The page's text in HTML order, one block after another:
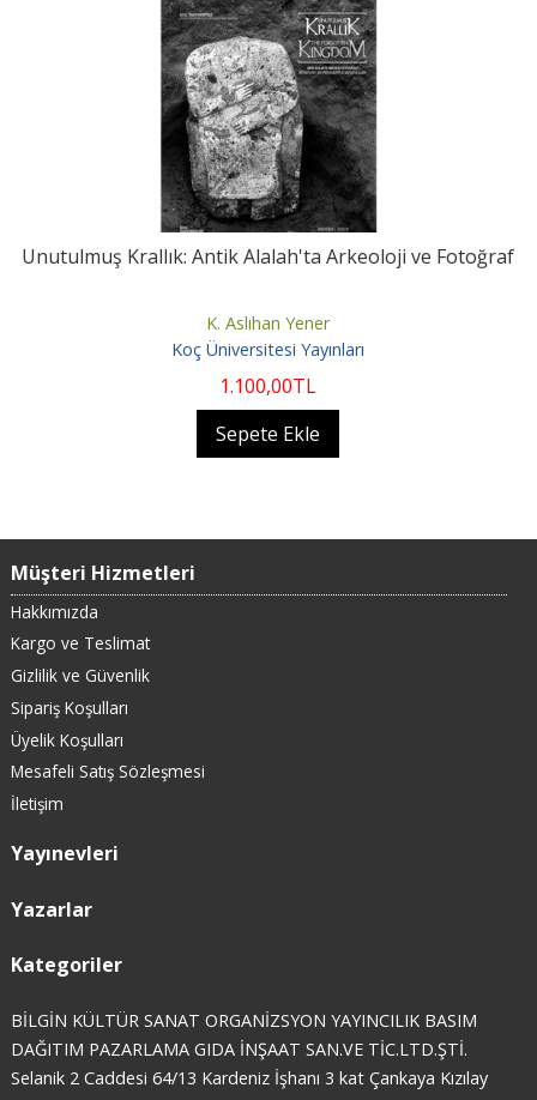
Unutulmuş Krallık: Antik Alalah'ta Arkeoloji ve Fotoğraf
K. Aslıhan Yener
Koç Üniversitesi Yayınları
1.100,00TL
Sepete Ekle
Müşteri Hizmetleri
Hakkımızda
Kargo ve Teslimat
Gizlilik ve Güvenlik
Sipariş Koşulları
Üyelik Koşulları
Mesafeli Satış Sözleşmesi
İletişim
Yayınevleri
Yazarlar
Kategoriler
BİLGİN KÜLTÜR SANAT ORGANİZSYON YAYINCILIK BASIM
DAĞITIM PAZARLAMA GIDA İNŞAAT SAN.VE TİC.LTD.ŞTİ.
Selanik 2 Caddesi 64/13 Kardeniz İşhanı 3 kat Çankaya Kızılay